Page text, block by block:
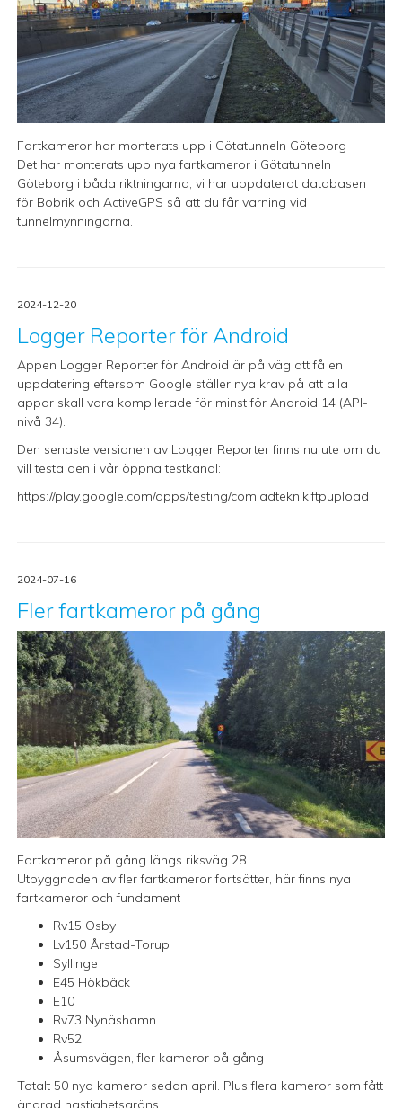
Fartkameror har monterats upp i Götatunneln Göteborg
Det har monterats upp nya fartkameror i Götatunneln
Göteborg i båda riktningarna, vi har uppdaterat databasen
för Bobrik och ActiveGPS så att du får varning vid
tunnelmynningarna.
2024-12-20
Logger Reporter för Android
Appen Logger Reporter för Android är på väg att få en
uppdatering eftersom Google ställer nya krav på att alla
appar skall vara kompilerade för minst för Android 14 (API-
nivå 34).
Den senaste versionen av Logger Reporter finns nu ute om du
vill testa den i vår öppna testkanal:
https://play.google.com/apps/testing/com.adteknik.ftpupload
2024-07-16
Fler fartkameror på gång
Fartkameror på gång längs riksväg 28
Utbyggnaden av fler fartkameror fortsätter, här finns nya
fartkameror och fundament
Rv15 Osby
Lv150 Årstad-Torup
Syllinge
E45 Hökbäck
E10
Rv73 Nynäshamn
Rv52
Åsumsvägen, fler kameror på gång
Totalt 50 nya kameror sedan april. Plus flera kameror som fått
ändrad hastighetsgräns.